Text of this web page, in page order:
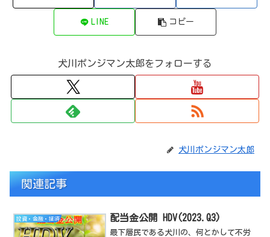
LINE コピー
犬川ポンジマン太郎をフォローする
犬川ポンジマン太郎
関連記事
投資・金融・経済 配当金公開 HDV(2023.Q3)
最下層民である犬川の、何とかして不労